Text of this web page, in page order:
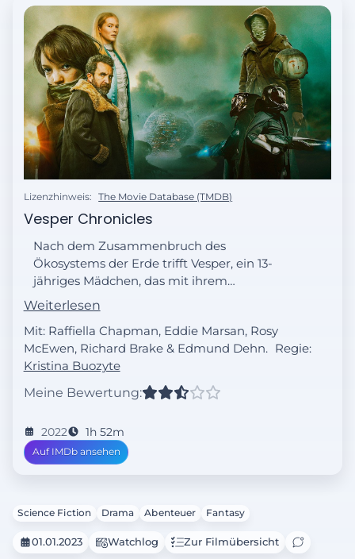
Lizenzhinweis: The Movie Database (TMDB)
Vesper Chronicles
Nach dem Zusammenbruch des
Ökosystems der Erde trifft Vesper, ein 13-
jähriges Mädchen, das mit ihrem
gelähmten Vater ums Überleben kämpft,
auf eine mysteriöse Frau mit einem
Geheimnis, das Vesper dazu zwingt, ihren
Verstand, ihre Kraft und ihre Bio-Hacking-
Fähigkeiten einzusetzen, um für die
Möglichkeit einer Zukunft zu kämpfen.
Weiterlesen
Mit: Raffiella Chapman, Eddie Marsan, Rosy
McEwen, Richard Brake & Edmund Dehn. Regie:
Kristina Buozyte
Meine Bewertung:
2022 1h 52m
Auf IMDb ansehen
Science Fiction Drama Abenteuer Fantasy
01.01.2023 Watchlog Zur Filmübersicht